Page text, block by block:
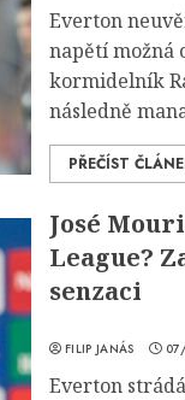
Everton
napětí možná
kormidelník
následně
PŘEČÍST
José
League?
senzaci
FILIP JANÁS
Everton